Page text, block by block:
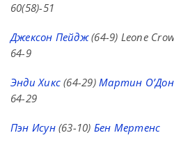
60(58)-51
Джексон Пейдж(64-9) Leone
64-9
Энди Хикс (64-29)Мартин
64-29
Пэн Исун(63-10) Бен Мертенс